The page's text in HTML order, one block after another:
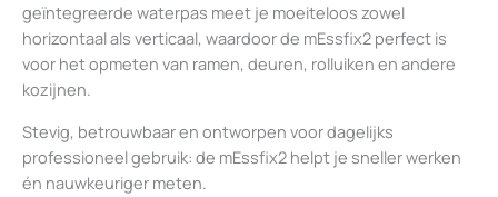
geïntegreerde waterpas meet je moeiteloos zowel
horizontaal als verticaal, waardoor de mEssfix2 perfect is
voor het opmeten van ramen, deuren, rolluiken en andere
kozijnen.
Stevig, betrouwbaar en ontworpen voor dagelijks
professioneel gebruik: de mEssfix2 helpt je sneller werken
én nauwkeuriger meten.